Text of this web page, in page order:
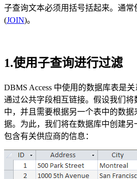
子查询文本必须用括号括起来。通
(JOIN)。
1.使用子查询进行过滤
DBMS Access 中使用的数据库表是
通过公共字段相互链接。假设我们
中，并且需要根据另一个表中的数
据。为此，我们将在数据库中创建另
包含有关供应商的信息：